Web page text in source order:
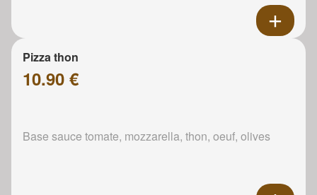
Pizza thon
10.90 €
Base sauce tomate, mozzarella, thon, oeuf, olives